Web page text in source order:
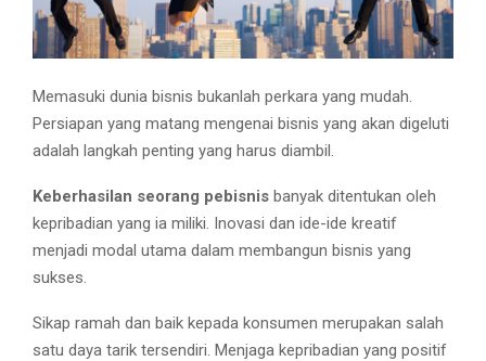
N
UMemasuki dunia bisnis bukanlah perkara yang mudah.
Persiapan yang matang mengenai bisnis yang akan digeluti
adalah langkah penting yang harus diambil.
Keberhasilan seorang pebisnis banyak ditentukan oleh
kepribadian yang ia miliki. Inovasi dan ide-ide kreatif
menjadi modal utama dalam membangun bisnis yang
sukses.
Sikap ramah dan baik kepada konsumen merupakan salah
satu daya tarik tersendiri. Menjaga kepribadian yang positif